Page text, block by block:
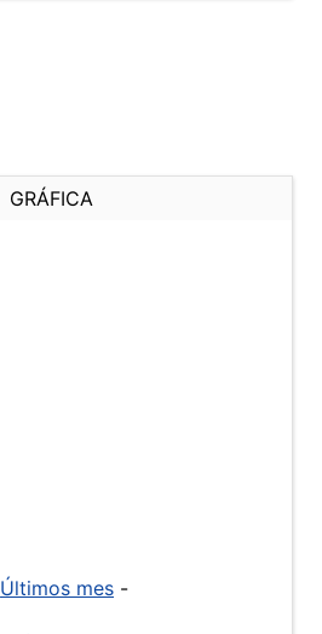
GRÁFICA
Últimos mes -